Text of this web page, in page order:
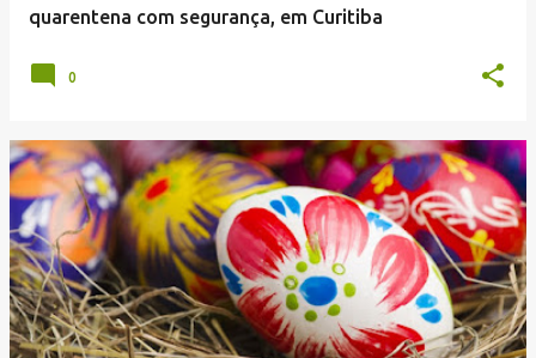
quarentena com segurança, em Curitiba
0